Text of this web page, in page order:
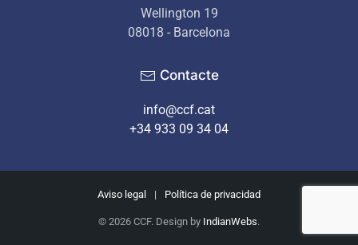
Wellington 19
08018 - Barcelona
Contacte
info@ccf.cat
+34 933 09 34 04
Aviso legal | Política de privacidad
© 2026 CCF. Design by IndianWebs.